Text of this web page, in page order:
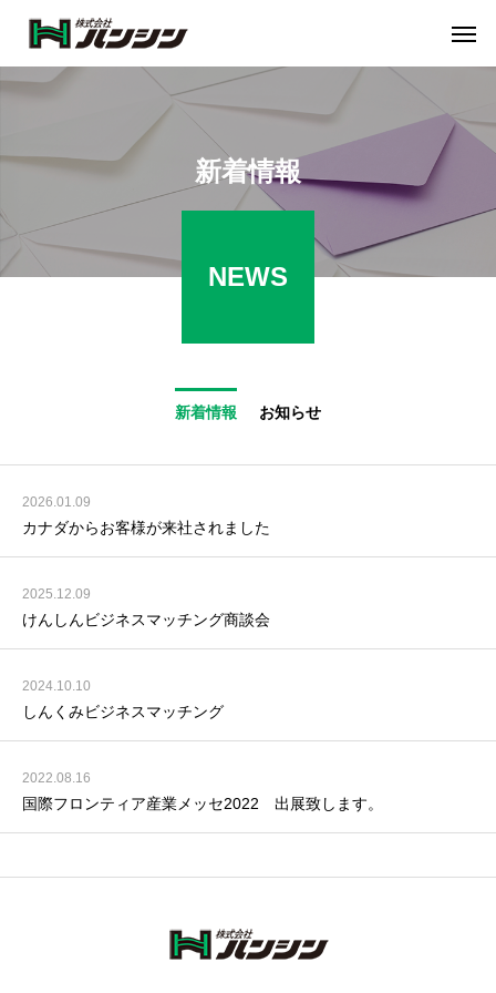
新着情報
NEWS
新着情報 お知らせ
2026.01.09
カナダからお客様が来社されました
2025.12.09
けんしんビジネスマッチング商談会
2024.10.10
しんくみビジネスマッチング
2022.08.16
国際フロンティア産業メッセ2022 出展致します。